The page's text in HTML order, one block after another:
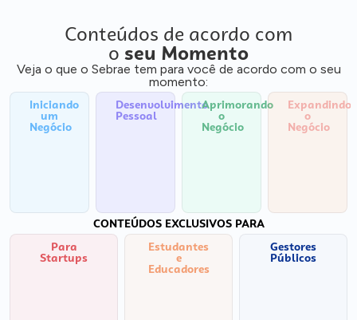
Conteúdos de acordo com
o seu Momento
Veja o que o Sebrae tem para você de acordo com o seu
momento:
Iniciando
um
Negócio
Desenvolvimento
Pessoal
Aprimorando
o
Negócio
Expandindo
o
Negócio
CONTEÚDOS EXCLUSIVOS PARA
Para
Startups
Estudantes
e
Educadores
Gestores
Públicos